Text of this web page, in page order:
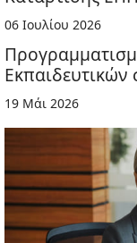
06 Ιουλίου 2026
Εκπαιδευτικών
19 Μάι 2026